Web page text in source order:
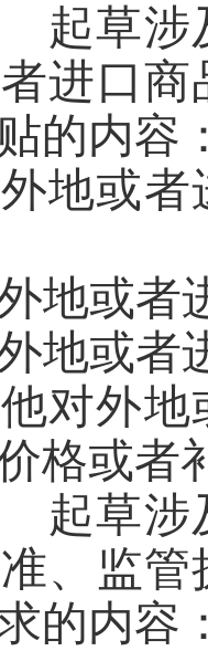
起草涉
进口
的内容
外地或
外地或
外地或
他对外
格或者
起草涉
、监
的内容